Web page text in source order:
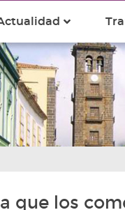
que los